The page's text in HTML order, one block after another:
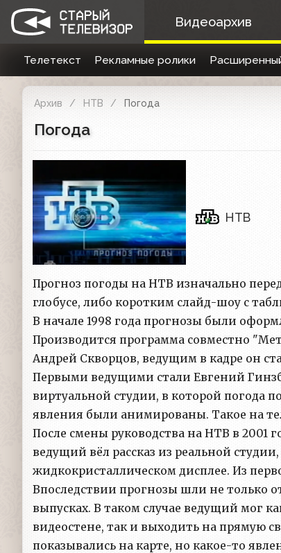
Видеоархив
Телетекст Рекламные ролики
Архив НТВ Погода
Погода
НТВ
Прогноз погоды на НТВ изначально
глобусе, либо коротким слайд-шоу с
В начале 1998 года прогнозы были
Производится программа совместно
Андрей Скворцов, ведущим в кадре он
Первыми ведущими стали Евгений
виртуальной студии, в которой погода
явления были анимированы. Такое на
После смены руководства на НТВ в 2001
ведущий вёл рассказ из реальной
жидкокристаллическом дисплее. Из
Впоследствии прогнозы шли не только
выпусках. В таком случае ведущий мог
видеостене, так и выходить на прямую
показывались на карте, но какое-то